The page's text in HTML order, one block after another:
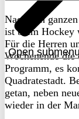
Open submenu
Nach den
ist beim Hockey
Für die Herren
Wochenende
Programm, es
Quadratestadt.
getan, neben
wieder in der